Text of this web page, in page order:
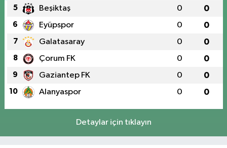
5 Beşiktaş 0 0
6 Eyüpspor 0 0
7 Galatasaray 0 0
8 Çorum FK 0 0
9 Gaziantep FK 0 0
10 Alanyaspor 0 0
Detaylar için tıklayın